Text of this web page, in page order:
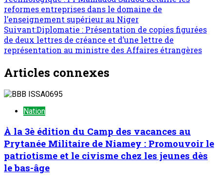
reformes entreprises dans le domaine de
l’enseignement supérieur au Niger
Suivant:Diplomatie : Présentation de copies figurées
de deux lettres de créance et d’une lettre de
représentation au ministre des Affaires étrangères
Articles connexes
Nation
À la 3è édition du Camp des vacances au
Prytanée Militaire de Niamey : Promouvoir le
patriotisme et le civisme chez les jeunes dès
le bas-âge